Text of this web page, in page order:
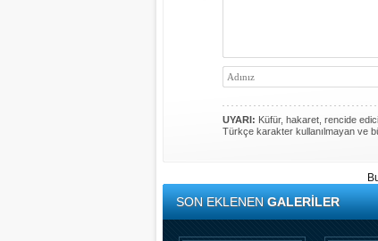
UYARI: Küfür, hakaret, rencide
Türkçe karakter kullanılmayan ve
SON EKLENENGALERİLER